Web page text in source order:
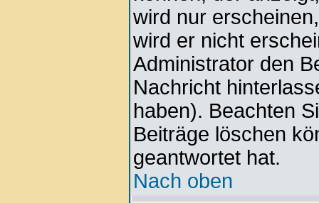
wird nur
wird er nicht
Administrator den
Nachricht
haben). Beachten
Beiträge löschen
geantwortet hat.
Nach oben